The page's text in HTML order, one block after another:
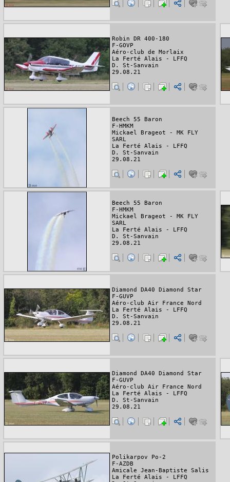
Robin DR 400-180
F-GOVP
Aéro-club de Morlaix
La Ferté Alais - LFFQ
D. St-Sanvain
29.08.21
Beech 55 Baron
F-HMKM
Mickael Brageot - MK FLY
SARL
La Ferté Alais - LFFQ
D. St-Sanvain
29.08.21
Beech 55 Baron
F-HMKM
Mickael Brageot - MK FLY
SARL
La Ferté Alais - LFFQ
D. St-Sanvain
29.08.21
Diamond DA40 Diamond Star
F-GUVP
Aéro-club Air France Nord
La Ferté Alais - LFFQ
D. St-Sanvain
29.08.21
Diamond DA40 Diamond Star
F-GUVP
Aéro-club Air France Nord
La Ferté Alais - LFFQ
D. St-Sanvain
29.08.21
Polikarpov Po-2
F-AZDB
Amicale Jean-Baptiste Salis
La Ferté Alais - LFFQ